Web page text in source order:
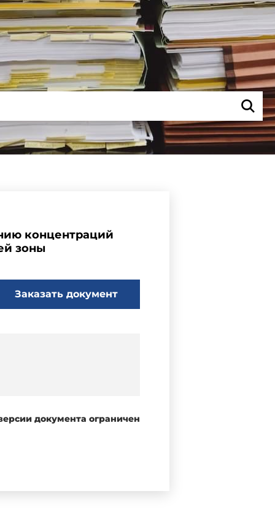
концентраций
зоны
Заказать документ
документа ограничен